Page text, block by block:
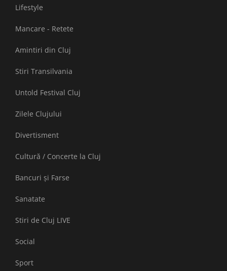
Lifestyle
Mancare - Retete
Amintiri din Cluj
Stiri Transilvania
Untold Festival Cluj
Zilele Clujului
Divertisment
Cultură / Concerte la Cluj
Bancuri și Farse
Sanatate
Stiri de Cluj LIVE
Social
Sport